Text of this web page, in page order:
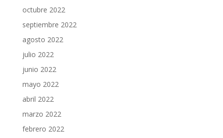
octubre 2022
septiembre 2022
agosto 2022
julio 2022
junio 2022
mayo 2022
abril 2022
marzo 2022
febrero 2022